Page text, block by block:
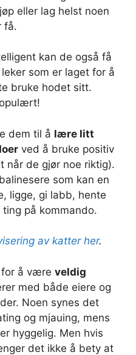
eller lag helst noen
få.
kan de også få
som er laget for å
bruke hodet sitt.
dem til å lære litt
ved å bruke positiv
når de gjør noe riktig).
som kan en
ligge, gi labb, hente
på kommando.
av katter her.
for å være veldig
med både eiere og
Noen synes det
og mjauing, mens
hyggelig. Men hvis
det ikke å bety at